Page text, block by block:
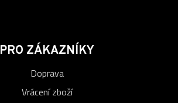
PRO ZÁKAZNÍKY
Doprava
Vrácení zboží